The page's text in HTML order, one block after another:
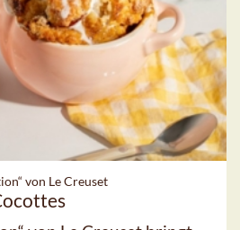
von Le Creuset